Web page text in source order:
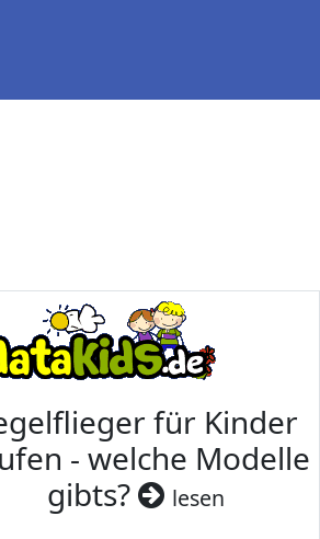
für Kinder
- welche Modelle
gibts?
lesen